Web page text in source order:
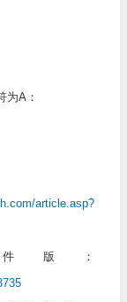
为A：
article.asp?
件版：